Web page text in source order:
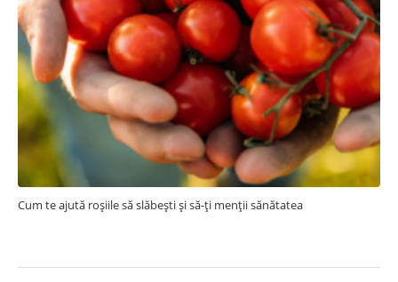
Cum te ajută roșiile să slăbești și să-ți menții sănătatea